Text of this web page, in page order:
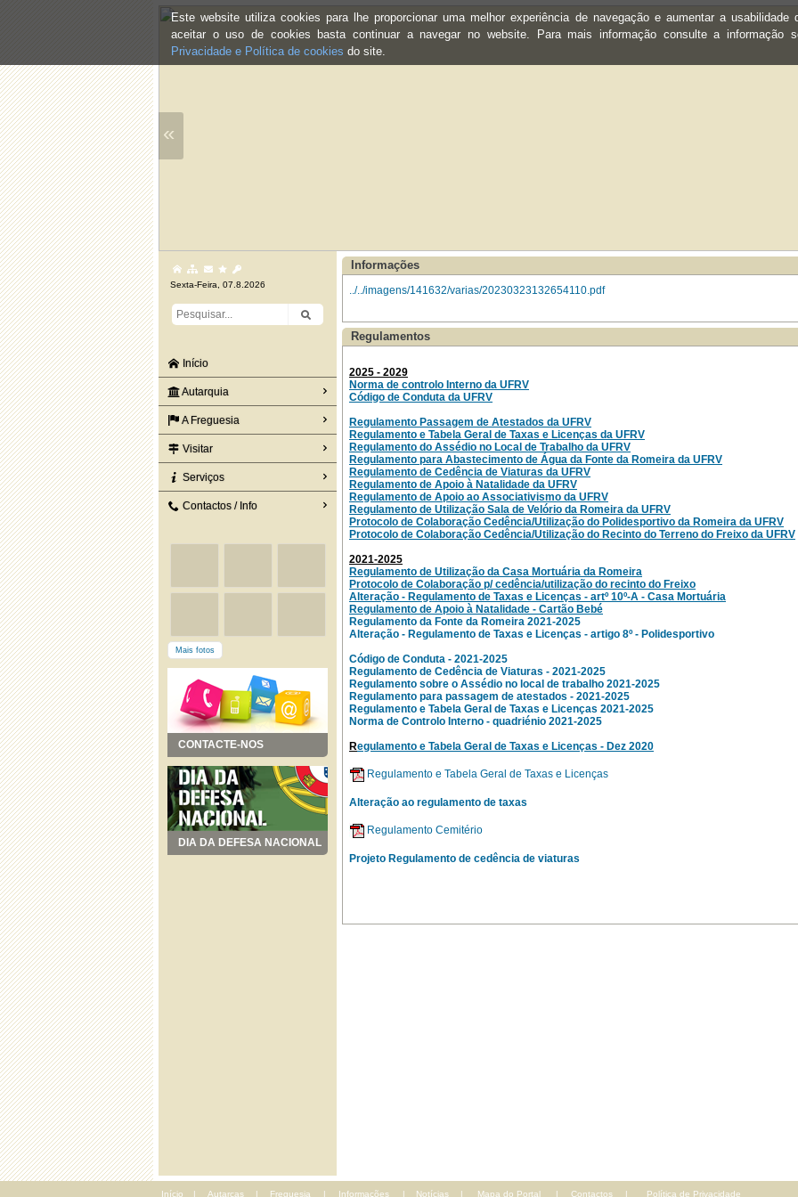
Este website utiliza cookies para lhe proporcionar uma melhor experiência de navegação e aumentar a usabilidade
aceitar o uso de cookies basta continuar a navegar no website. Para mais informação consulte a informação
Privacidade e Política de cookies do site.
«
Sexta-Feira, 07.8.2026
Início
Autarquia
A Freguesia
Visitar
Serviços
Contactos / Info
Mais fotos
CONTACTE-NOS
DIA DA DEFESA NACIONAL
Informações
../../imagens/141632/varias/20230323132654110.pdf
Regulamentos
2025 - 2029
Norma de controlo Interno da UFRV
Código de Conduta da UFRV
Regulamento Passagem de Atestados da UFRV
Regulamento e Tabela Geral de Taxas e Licenças da UFRV
Regulamento do Assédio no Local de Trabalho da UFRV
Regulamento para Abastecimento de Água da Fonte da Romeira da UFRV
Regulamento de Cedência de Viaturas da UFRV
Regulamento de Apoio à Natalidade da UFRV
Regulamento de Apoio ao Associativismo da UFRV
Regulamento de Utilização Sala de Velório da Romeira da UFRV
Protocolo de Colaboração Cedência/Utilização do Polidesportivo da Romeira da UFRV
Protocolo de Colaboração Cedência/Utilização do Recinto do Terreno do Freixo da UFRV
2021-2025
Regulamento de Utilização da Casa Mortuária da Romeira
Protocolo de Colaboração p/ cedência/utilização do recinto do Freixo
Alteração - Regulamento de Taxas e Licenças - artº 10º-A - Casa Mortuária
Regulamento de Apoio à Natalidade - Cartão Bebé
Regulamento da Fonte da Romeira 2021-2025
Alteração - Regulamento de Taxas e Licenças - artigo 8º - Polidesportivo
Código de Conduta - 2021-2025
Regulamento de Cedência de Viaturas - 2021-2025
Regulamento sobre o Assédio no local de trabalho 2021-2025
Regulamento para passagem de atestados - 2021-2025
Regulamento e Tabela Geral de Taxas e Licenças 2021-2025
Norma de Controlo Interno - quadriénio 2021-2025
Regulamento e Tabela Geral de Taxas e Licenças - Dez 2020
Regulamento e Tabela Geral de Taxas e Licenças
Alteração ao regulamento de taxas
Regulamento Cemitério
Projeto Regulamento de cedência de viaturas
Início | Autarcas | Freguesia | Informações | Notícias | Mapa do Portal | Contactos | Política de Privacidade